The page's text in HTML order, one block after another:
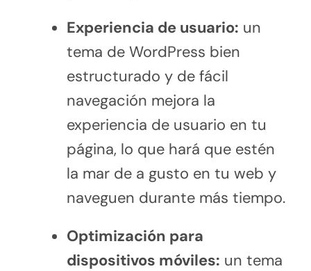
Experiencia de usuario: un
tema de WordPress bien
estructurado y de fácil
navegación mejora la
experiencia de usuario en tu
página, lo que hará que estén
la mar de a gusto en tu web y
naveguen durante más tiempo.
Optimización para
dispositivos móviles: un tema